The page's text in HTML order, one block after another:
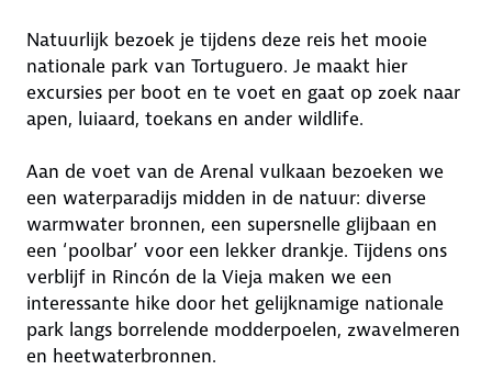
Natuurlijk bezoek je tijdens deze reis het mooie
nationale park van Tortuguero. Je maakt hier
excursies per boot en te voet en gaat op zoek naar
apen, luiaard, toekans en ander wildlife.
Aan de voet van de Arenal vulkaan bezoeken we
een waterparadijs midden in de natuur: diverse
warmwater bronnen, een supersnelle glijbaan en
een ‘poolbar’ voor een lekker drankje. Tijdens ons
verblijf in Rincón de la Vieja maken we een
interessante hike door het gelijknamige nationale
park langs borrelende modderpoelen, zwavelmeren
en heetwaterbronnen.